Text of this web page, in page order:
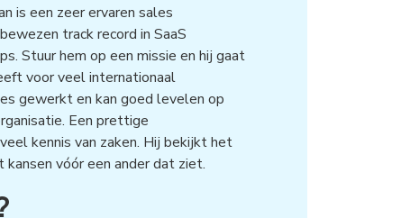
is een zeer ervaren sales
track record in SaaS
Stuur hem op een missie en hij gaat
voor veel internationaal
gewerkt en kan goed levelen op
Een prettige
kennis van zaken. Hij bekijkt het
vóór een ander dat ziet.